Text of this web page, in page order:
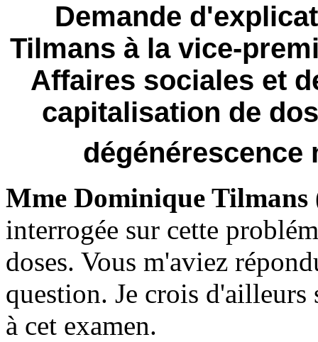
Demande
Tilmans à la vice-
Affaires sociales et
capitalisation de
dégénérescence
Mme Dominique Tilmans
interrogée sur cette
doses. Vous m'aviez
question. Je crois
à cet examen.